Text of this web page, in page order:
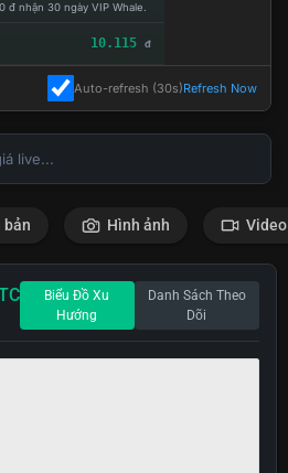
đ nhận 30 ngày VIP Whale.
10.115 đ
Auto-refresh (30s)Refresh Now
live...
bản Hình ảnh Video
Biểu Đồ Xu
Hướng
Danh Sách Theo
Dõi